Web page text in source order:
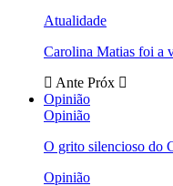
Atualidade
Carolina Matias foi a
Ante Próx
Opinião
Opinião
O grito silencioso do
Opinião